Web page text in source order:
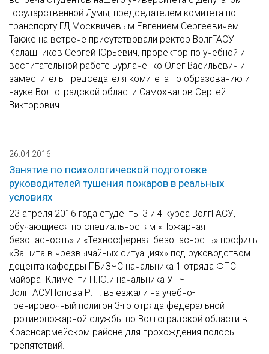
государственной Думы, председателем комитета по
транспорту ГД Москвичевым Евгением Сергеевичем.
Также на встрече присутствовали ректор ВолгГАСУ
Калашников Сергей Юрьевич, проректор по учебной и
воспитательной работе Бурлаченко Олег Васильевич и
заместитель председателя комитета по образованию и
науке Волгоградской области Самохвалов Сергей
Викторович.
26.04.2016
Занятие по психологической подготовке
руководителей тушения пожаров в реальных
условиях
23 апреля 2016 года студенты 3 и 4 курса ВолгГАСУ,
обучающиеся по специальностям «Пожарная
безопасность» и «Техносферная безопасность» профиль
«Защита в чрезвычайных ситуациях» под руководством
доцента кафедры ПБиЗЧС начальника 1 отряда ФПС
майора Клименти Н.Ю.и начальника УПЧ
ВолгГАСУПопова Р.Н. выезжали на учебно-
тренировочный полигон 3-го отряда федеральной
противопожарной службы по Волгоградской области в
Красноармейском районе для прохождения полосы
препятствий.